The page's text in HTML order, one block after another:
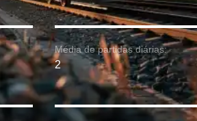
Média de partidas diárias:
2